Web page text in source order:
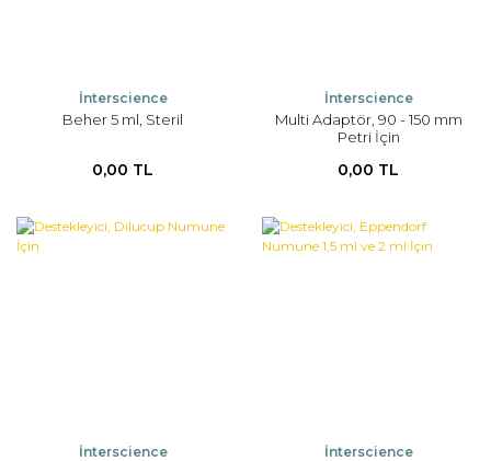
İnterscience
Beher 5 ml, Steril
0,00 TL
İnterscience
Multi Adaptör, 90 - 150 mm
Petri İçin
0,00 TL
İnterscience İnterscience